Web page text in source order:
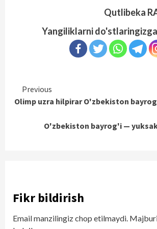
Qutlibeka
Yangiliklarni
Continue
Reading
Previous
Olimp uzra hilpirar O'zbekiston
O'zbekiston bayrog'i —
Fikr bildirish
Email manzilingiz chop etilmaydi.